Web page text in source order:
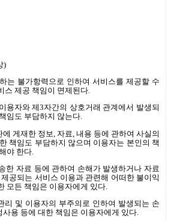
)
는 불가항력으로 인하여 서비스를 제공할 수
스 제공 책임이 면제된다.
용자와 제3자간의 상호거래 관계에서 발생되
임도 부담하지 않는다.
게재한 정보 자료 내용 등에 관하여 사실의
책임도 부담하지 않으며 이용자는 본인의 책
야 한다
한 자료 등에 관하여 손해가 발생하거나 자료
공되는 서비스 이용과 관련해 어떠한 불이익
모든 책임은 이용자에게 있다.
및 이용자의 부주의로 인하여 발생되는 손
사용 등에 대한 책임은 이용자에게 있다.